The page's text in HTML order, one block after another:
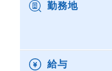
勤務地
給与